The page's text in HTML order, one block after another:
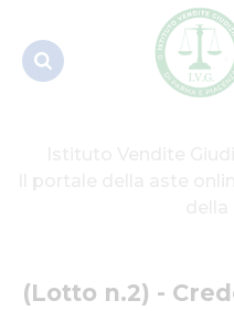
150x50x...
(Lotto n.2) -